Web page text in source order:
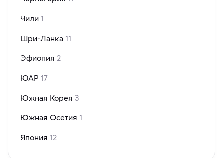
Чили 1
Шри-Ланка 11
Эфиопия 2
ЮАР 17
Южная Корея 3
Южная Осетия 1
Япония 12